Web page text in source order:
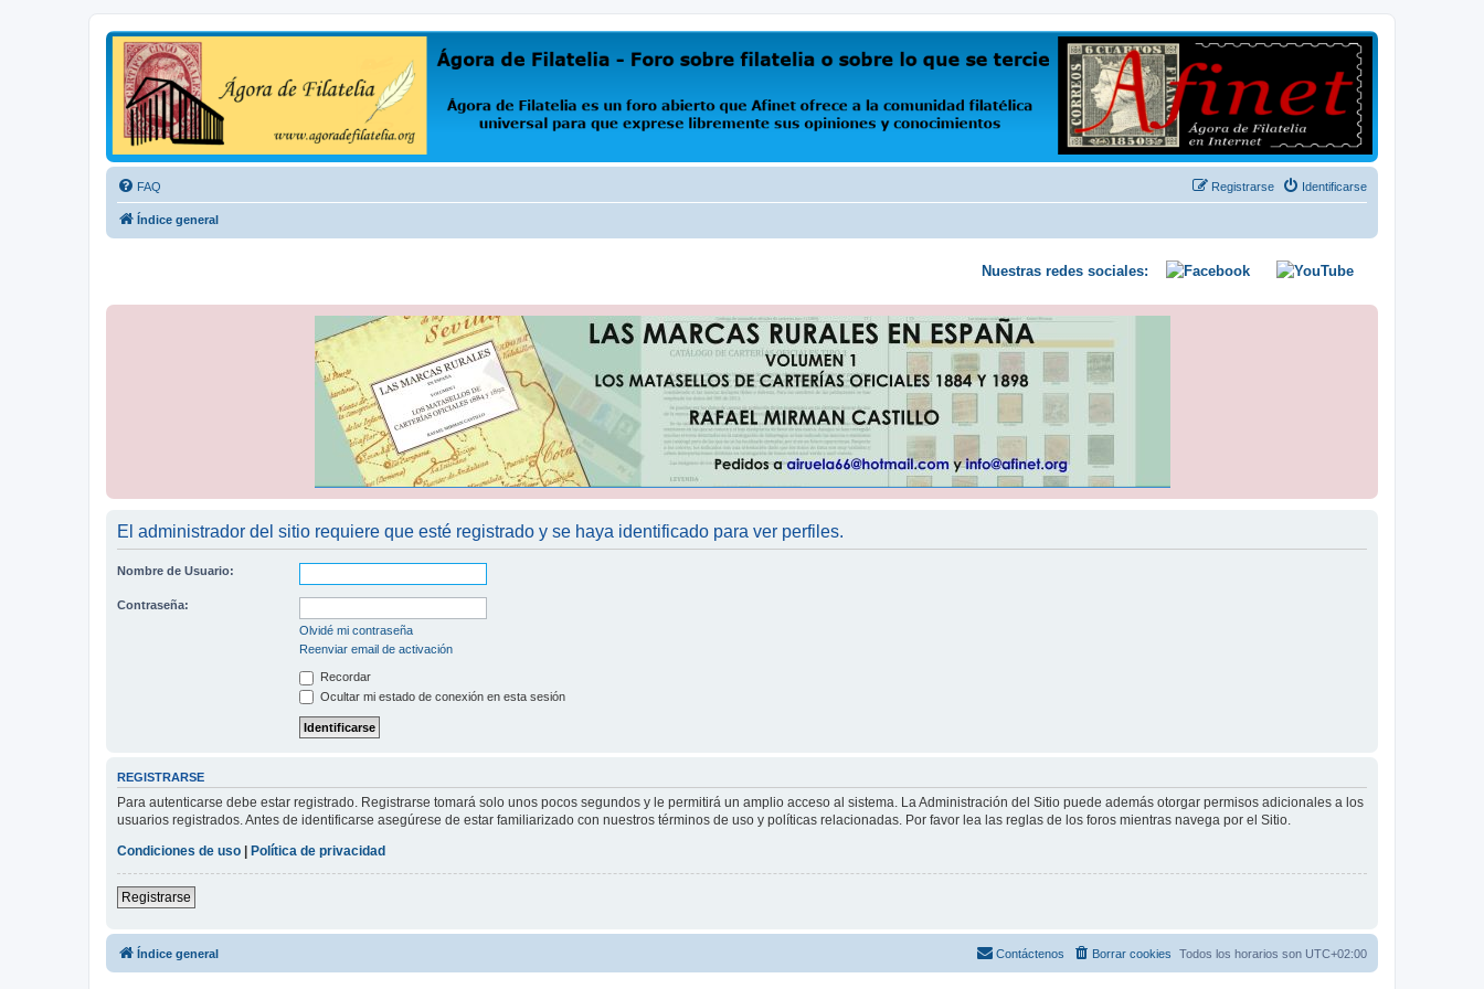
Ágora de Filatelia
Foro sobre filatelia o sobre lo que se tercie. Ágora de Filatelia es un foro abierto que Afinet ofrece a la comunidad filatélica universal para que exprese libremente sus opiniones y conocimientos
FAQ Identificarse
Registrarse
Índice general
Nuestras redes sociales:
El administrador del sitio requiere que esté registrado y se haya identificado para ver perfiles.
Nombre de Usuario:
Contraseña:
Olvidé mi contraseña
Reenviar email de activación
Recordar
Ocultar mi estado de conexión en esta sesión
REGISTRARSE
Para autenticarse debe estar registrado. Registrarse tomará solo unos pocos segundos y le permitirá un amplio acceso al sistema. La Administración del Sitio puede además otorgar permisos adicionales a los
usuarios registrados. Antes de identificarse asegúrese de estar familiarizado con nuestros términos de uso y políticas relacionadas. Por favor lea las reglas de los foros mientras navega por el Sitio.
Condiciones de uso | Política de privacidad
Registrarse
Índice general Todos los horarios son UTC+02:00
Borrar cookies
Contáctenos